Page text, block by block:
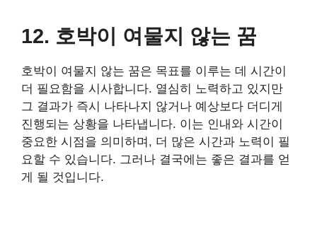
12. 호박이 여물지 않는 꿈
호박이 여물지 않는 꿈은 목표를 이루는 데 시간이
더 필요함을 시사합니다. 열심히 노력하고 있지만
그 결과가 즉시 나타나지 않거나 예상보다 더디게
진행되는 상황을 나타냅니다. 이는 인내와 시간이
중요한 시점을 의미하며, 더 많은 시간과 노력이 필
요할 수 있습니다. 그러나 결국에는 좋은 결과를 얻
게 될 것입니다.